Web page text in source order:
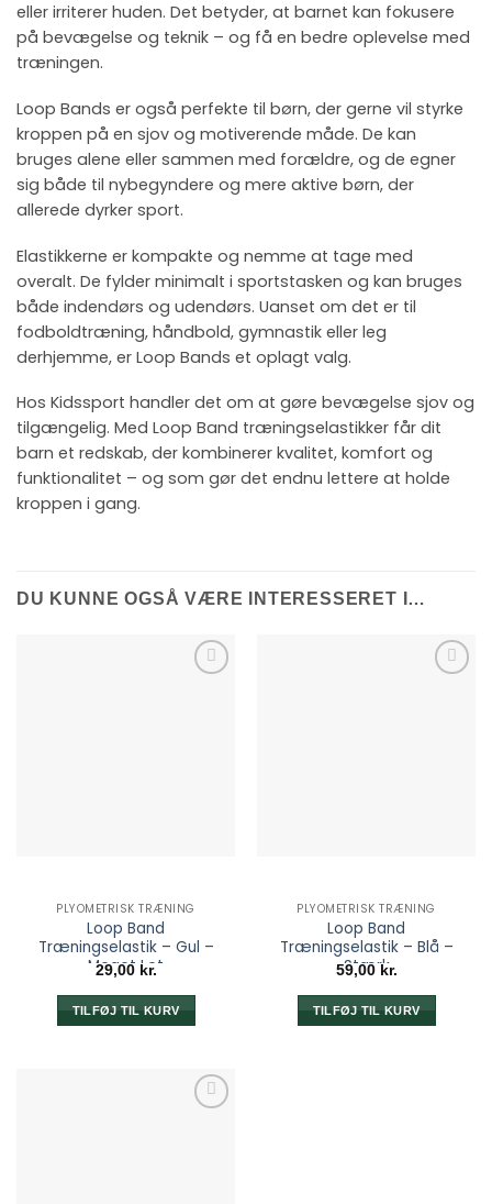
eller irriterer huden. Det betyder, at barnet kan fokusere
på bevægelse og teknik – og få en bedre oplevelse med
træningen.
Loop Bands er også perfekte til børn, der gerne vil styrke
kroppen på en sjov og motiverende måde. De kan
bruges alene eller sammen med forældre, og de egner
sig både til nybegyndere og mere aktive børn, der
allerede dyrker sport.
Elastikkerne er kompakte og nemme at tage med
overalt. De fylder minimalt i sportstasken og kan bruges
både indendørs og udendørs. Uanset om det er til
fodboldtræning, håndbold, gymnastik eller leg
derhjemme, er Loop Bands et oplagt valg.
Hos Kidssport handler det om at gøre bevægelse sjov og
tilgængelig. Med Loop Band træningselastikker får dit
barn et redskab, der kombinerer kvalitet, komfort og
funktionalitet – og som gør det endnu lettere at holde
kroppen i gang.
DU KUNNE OGSÅ VÆRE INTERESSERET I…
PLYOMETRISK TRÆNING
Loop Band
Træningselastik – Gul –
Meget Let
29,00 kr.
TILFØJ TIL KURV
PLYOMETRISK TRÆNING
Loop Band
Træningselastik – Blå –
Stærk
59,00 kr.
TILFØJ TIL KURV